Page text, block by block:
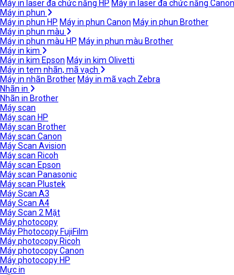
Máy in laser đa chức năng HP Máy in laser đa chức năng Canon
Máy in phun
Máy in phun HP Máy in phun Canon Máy in phun Brother
Máy in phun màu
Máy in phun màu HP Máy in phun màu Brother
Máy in kim
Máy in kim Epson Máy in kim Olivetti
Máy in tem nhãn, mã vạch
Máy in nhãn Brother Máy in mã vạch Zebra
Nhãn in
Nhãn in Brother
Máy scan
Máy scan HP
Máy scan Brother
Máy scan Canon
Máy Scan Avision
Máy scan Ricoh
Máy scan Epson
Máy scan Panasonic
Máy scan Plustek
Máy Scan A3
Máy Scan A4
Máy Scan 2 Mặt
Máy photocopy
Máy Photocopy FujiFilm
Máy photocopy Ricoh
Máy photocopy Canon
Máy photocopy HP
Mực in